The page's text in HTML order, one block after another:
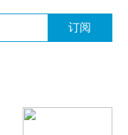
订阅